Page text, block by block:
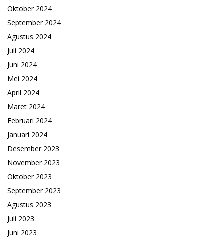
Oktober 2024
September 2024
Agustus 2024
Juli 2024
Juni 2024
Mei 2024
April 2024
Maret 2024
Februari 2024
Januari 2024
Desember 2023
November 2023
Oktober 2023
September 2023
Agustus 2023
Juli 2023
Juni 2023